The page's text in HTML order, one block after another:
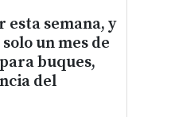
esta semana, y
un mes de
buques,
del